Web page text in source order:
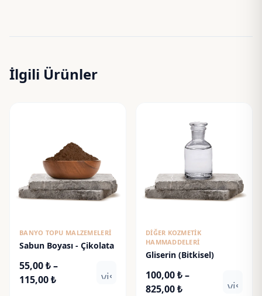
İlgili Ürünler
BANYO TOPU MALZEMELERI
Sabun Boyası - Çikolata
55,00₺–
115,00₺Fiyat
visibility
DIĞER KOZMETIK
HAMMADDELERI
Gliserin (Bitkisel)
100,00₺–
825,00₺Fiyat